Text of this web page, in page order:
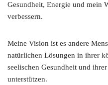
Gesundheit, Energie und mein
verbessern.
Meine Vision ist es andere
natürlichen Lösungen in ihrer
seelischen Gesundheit und
unterstützen.